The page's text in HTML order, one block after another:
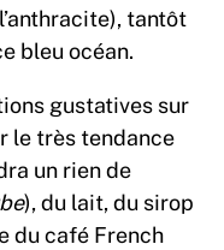
tantôt
bleu océan.
gustatives sur
le très tendance
un rien de
), du lait, du sirop
du café French